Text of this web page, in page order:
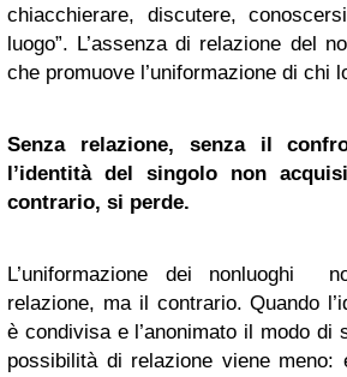
chiacchierare, discutere,
luogo”. L’assenza di relazione del
che promuove l’uniformazione di chi
Senza relazione, senza il
l’identità del singolo non
contrario, si perde.
L’uniformazione dei nonluoghi
relazione, ma il contrario. Quando
è condivisa e l’anonimato il modo di
possibilità di relazione viene meno: